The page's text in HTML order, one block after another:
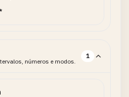
números e modos.
1